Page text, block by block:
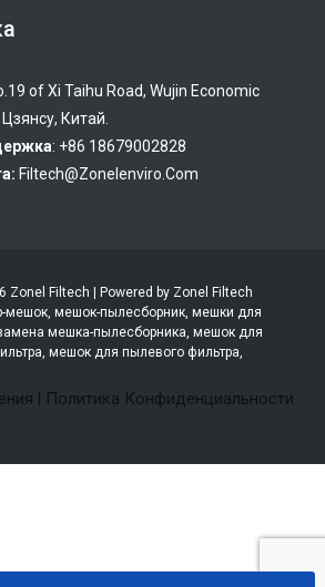
of Xi Taihu Road, Wujin Economic
Китай.
: +86 18679002828
Filtech@zonelenviro.com
Zonel Filtech | Powered by Zonel Filtech
мешок, мешок-пылесборник, мешки для
мешка-пылесборника, мешок для
мешок для пылевого фильтра,
| Политика Конфиденциальности